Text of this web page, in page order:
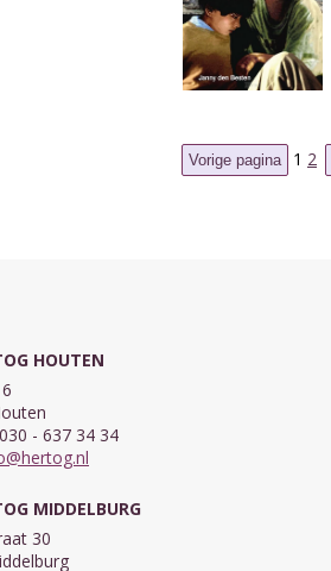
1 2
HOUTEN
- 637 34 34
MIDDELBURG
30